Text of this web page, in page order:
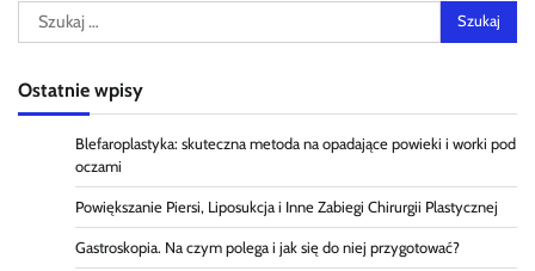
Szukaj:
Ostatnie wpisy
Blefaroplastyka: skuteczna metoda na opadające powieki i worki pod
oczami
Powiększanie Piersi, Liposukcja i Inne Zabiegi Chirurgii Plastycznej
Gastroskopia. Na czym polega i jak się do niej przygotować?